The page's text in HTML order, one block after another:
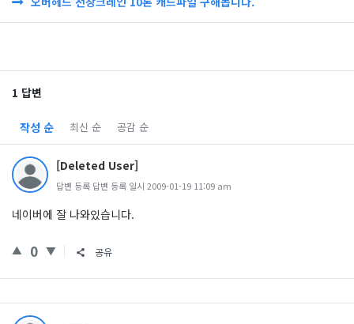
1 답변
작성 순 최신 순 공감 순
[Deleted User]
답변 등록 답변 등록 일시 2009-01-19 11:09 am
네이버에 잘 나와있습니다.
0 공유